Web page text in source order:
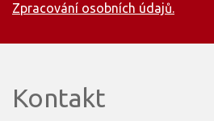
Zpracování osobních údajů.
Kontakt